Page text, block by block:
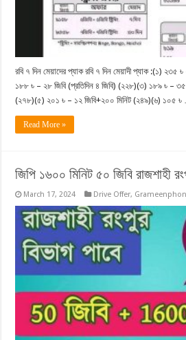
রবি ৭ দিন মেয়াদের প্যাক রবি ৭ দিন মেয়াদী প্যাক :(১)
১৮৮ ৳ – ২৮ জিবি (প্রতিদিন ৪ জিবি) (২২৮)(৩) ১৮৯ ৳ –
(২৭৮)(৫) ২০১ ৳ – ১২ জিবি+২০০ মিনিট (২৪৯)(৬) ১০৫
Read More »
জিপি ১৬০০ মিনিট ৫০ জিবি রাজশাহী
March 17, 2024 Drive Offer,